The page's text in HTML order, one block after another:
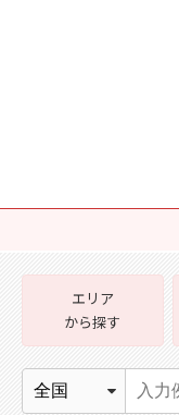
エリア
から探す